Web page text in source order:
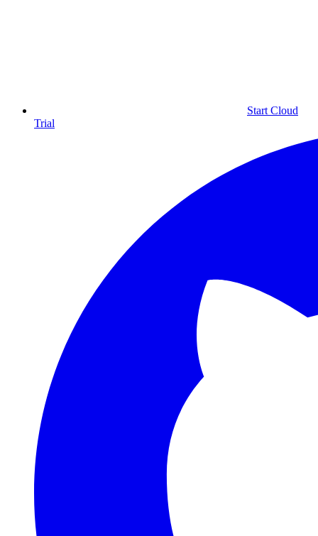
Start Cloud
Trial